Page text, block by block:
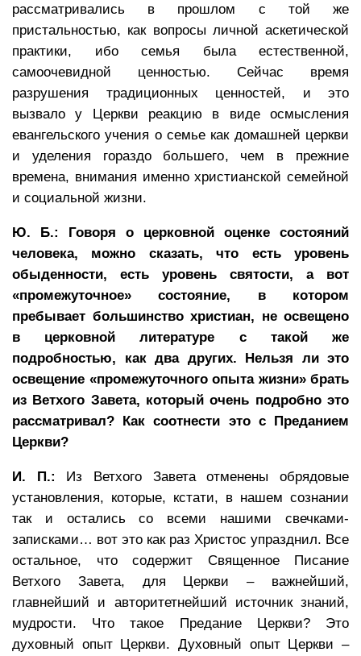
рассматривались в прошлом с той же
пристальностью, как вопросы личной аскетической
практики, ибо семья была естественной,
самоочевидной ценностью. Сейчас время
разрушения традиционных ценностей, и это
вызвало у Церкви реакцию в виде осмысления
евангельского учения о семье как домашней церкви
и уделения гораздо большего, чем в прежние
времена, внимания именно христианской семейной
и социальной жизни.
Ю. Б.: Говоря о церковной оценке состояний
человека, можно сказать, что есть уровень
обыденности, есть уровень святости, а вот
«промежуточное» состояние, в котором
пребывает большинство христиан, не освещено
в церковной литературе с такой же
подробностью, как два других. Нельзя ли это
освещение «промежуточного опыта жизни» брать
из Ветхого Завета, который очень подробно это
рассматривал? Как соотнести это с Преданием
Церкви?
И. П.: Из Ветхого Завета отменены обрядовые
установления, которые, кстати, в нашем сознании
так и остались со всеми нашими свечками-
записками… вот это как раз Христос упразднил. Все
остальное, что содержит Священное Писание
Ветхого Завета, для Церкви – важнейший,
главнейший и авторитетнейший источник знаний,
мудрости. Что такое Предание Церкви? Это
духовный опыт Церкви. Духовный опыт Церкви –